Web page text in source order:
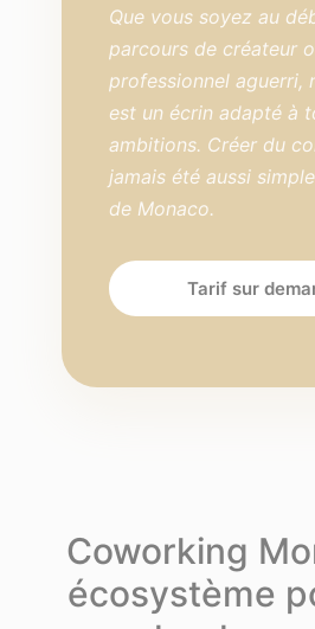
Que vous soyez au
parcours de créateur
professionnel aguerri,
est un écrin adapté à
ambitions. Créer du
jamais été aussi
de Monaco.
Tarif sur
Coworking
écosystème